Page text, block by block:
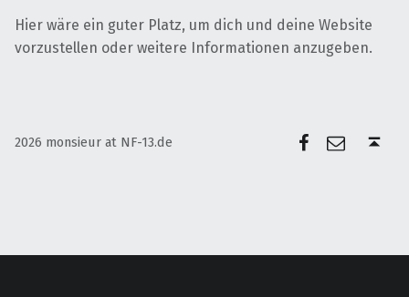
Hier wäre ein guter Platz, um dich und deine Website
vorzustellen oder weitere Informationen anzugeben.
2026 monsieur at NF-13.de